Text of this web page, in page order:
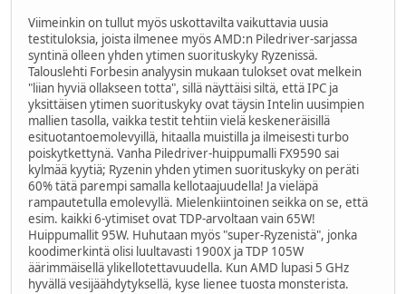
Viimeinkin on tullut myös uskottavilta vaikuttavia uusia
testituloksia, joista ilmenee myös AMD:n Piledriver-sarjassa
syntinä olleen yhden ytimen suorituskyky Ryzenissä.
Talouslehti Forbesin analyysin mukaan tulokset ovat melkein
"liian hyviä ollakseen totta", sillä näyttäisi siltä, että IPC ja
yksittäisen ytimen suorituskyky ovat täysin Intelin uusimpien
mallien tasolla, vaikka testit tehtiin vielä keskeneräisillä
esituotantoemolevyillä, hitaalla muistilla ja ilmeisesti turbo
poiskytkettynä. Vanha Piledriver-huippumalli FX9590 sai
kylmää kyytiä; Ryzenin yhden ytimen suorituskyky on peräti
60% tätä parempi samalla kellotaajuudella! Ja vieläpä
rampautetulla emolevyllä. Mielenkiintoinen seikka on se, että
esim. kaikki 6-ytimiset ovat TDP-arvoltaan vain 65W!
Huippumallit 95W. Huhutaan myös "super-Ryzenistä", jonka
koodimerkintä olisi luultavasti 1900X ja TDP 105W
äärimmäisellä ylikellotettavuudella. Kun AMD lupasi 5 GHz
hyvällä vesijäähdytyksellä, kyse lienee tuosta monsterista.